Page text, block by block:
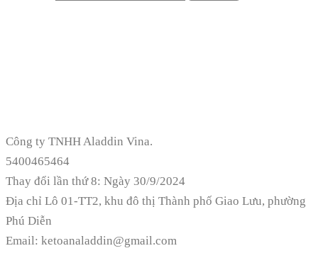
Công ty TNHH Aladdin Vina.
5400465464
Thay đổi lần thứ 8: Ngày 30/9/2024
Địa chỉ Lô 01-TT2, khu đô thị Thành phố Giao Lưu, phường
Phú Diễn
Email: ketoanaladdin@gmail.com